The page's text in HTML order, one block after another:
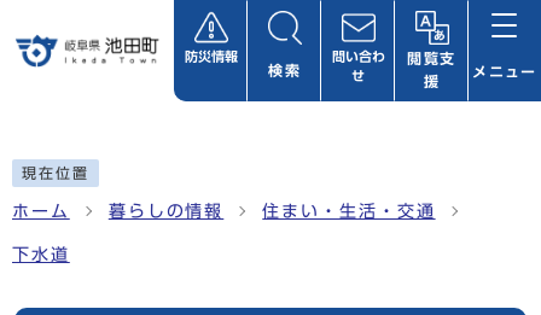
防災情報
検索
問い合わ
せ
閲覧支
援
メニュー
現在位置
ホーム 暮らしの情報 住まい・生活・交通
下水道